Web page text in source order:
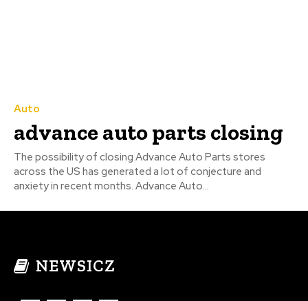
Auto
advance auto parts closing
The possibility of closing Advance Auto Parts stores
across the US has generated a lot of conjecture and
anxiety in recent months. Advance Auto...
NEWSICZ